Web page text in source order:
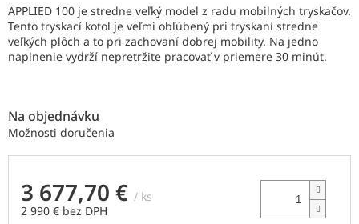
Na objednávku
Možnosti doručenia
3 677,70 € / ks
2 990 € bez DPH
APPLIED 100 je stredne veľký model z radu mobilných tryskačov.
Tento tryskací kotol je veľmi obľúbený pri tryskaní stredne
veľkých plôch a to pri zachovaní dobrej mobility. Na jedno
naplnenie vydrží nepretržite pracovať v priemere 30 minút.
5
hviezdičiek.